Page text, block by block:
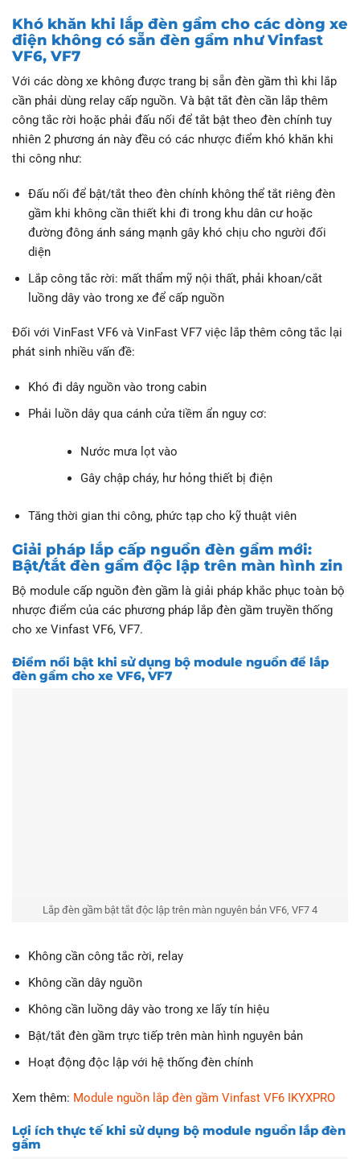
Khó khăn khi lắp đèn gầm cho các dòng xe
điện không có sẵn đèn gầm như Vinfast
VF6, VF7
Với các dòng xe không được trang bị sẵn đèn gầm thì khi lắp
cần phải dùng relay cấp nguồn. Và bật tắt đèn cần lắp thêm
công tắc rời hoặc phải đấu nối để tắt bật theo đèn chính tuy
nhiên 2 phương án này đều có các nhược điểm khó khăn khi
thi công như:
Đấu nối để bật/tắt theo đèn chính không thể tắt riêng đèn
gầm khi không cần thiết khi đi trong khu dân cư hoặc
đường đông ánh sáng mạnh gây khó chịu cho người đối
diện
Lắp công tắc rời: mất thẩm mỹ nội thất, phải khoan/cắt
luồng dây vào trong xe để cấp nguồn
Đối với VinFast VF6 và VinFast VF7 việc lắp thêm công tắc lại
phát sinh nhiều vấn đề:
Khó đi dây nguồn vào trong cabin
Phải luồn dây qua cánh cửa tiềm ẩn nguy cơ:
Nước mưa lọt vào
Gây chập cháy, hư hỏng thiết bị điện
Tăng thời gian thi công, phức tạp cho kỹ thuật viên
Giải pháp lắp cấp nguồn đèn gầm mới:
Bật/tắt đèn gầm độc lập trên màn hình zin
Bộ module cấp nguồn đèn gầm là giải pháp khắc phục toàn bộ
nhược điểm của các phương pháp lắp đèn gầm truyền thống
cho xe Vinfast VF6, VF7.
Điểm nổi bật khi sử dụng bộ module nguồn để lắp
đèn gầm cho xe VF6, VF7
Lắp đèn gầm bật tắt độc lập trên màn nguyên bản VF6, VF7 4
Không cần công tắc rời, relay
Không cần dây nguồn
Không cần luồng dây vào trong xe lấy tín hiệu
Bật/tắt đèn gầm trực tiếp trên màn hình nguyên bản
Hoạt động độc lập với hệ thống đèn chính
Xem thêm: Module nguồn lắp đèn gầm Vinfast VF6 IKYXPRO
Lợi ích thực tế khi sử dụng bộ module nguồn lắp đèn
gầm